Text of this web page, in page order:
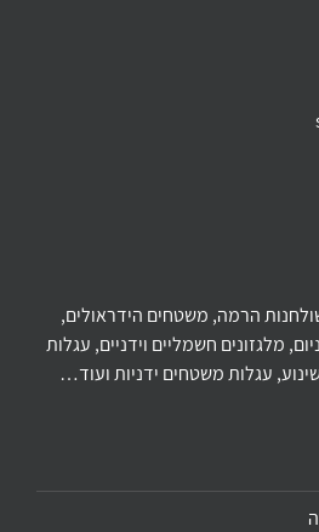
הרמה, משטחים הידראולים,
מלגזונים חשמליים וידניים, עגלות
עגלות משטחים ידניות ועוד…